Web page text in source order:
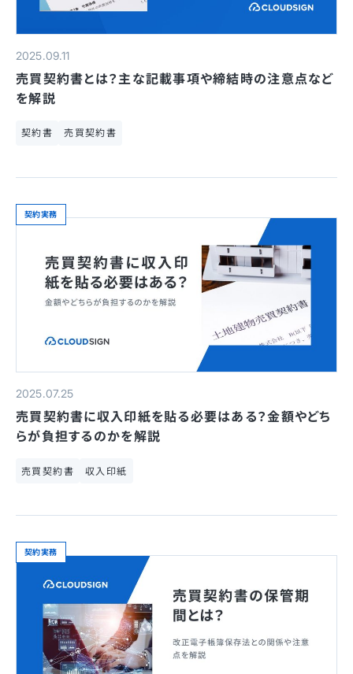
2025.09.11
売買契約書とは？主な記載事項や締結時の注意点など
を解説
契約書 売買契約書
契約実務
2025.07.25
売買契約書に収入印紙を貼る必要はある？金額やどち
らが負担するのかを解説
売買契約書 収入印紙
契約実務